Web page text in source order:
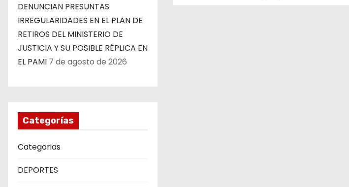
DENUNCIAN PRESUNTAS
IRREGULARIDADES EN EL PLAN DE
RETIROS DEL MINISTERIO DE
JUSTICIA Y SU POSIBLE RÉPLICA EN
EL PAMI 7 de agosto de 2026
Categorías
Categorias
DEPORTES